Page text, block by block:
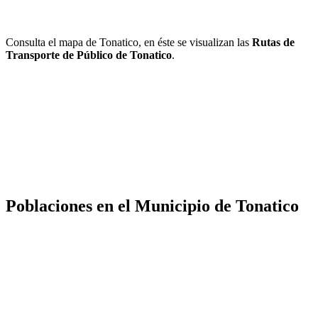
Consulta el mapa de Tonatico, en éste se visualizan las Rutas de
Transporte de Público de Tonatico.
Poblaciones en el Municipio de Tonatico